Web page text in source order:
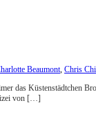
Beaumont, Chris
das Küstenstädtchen
von […]